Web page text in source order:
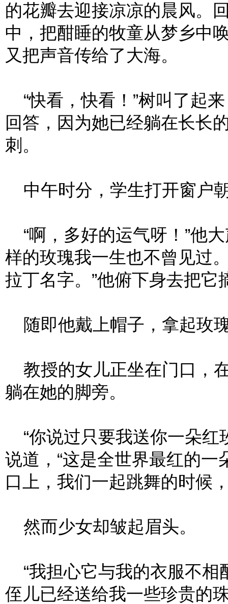
的花瓣去迎接凉凉的晨风。
中，把酣睡的牧童从梦乡中
又把声音传给了大海。
“快看，快看！”树叫了起
回答，因为她已经躺在长长
刺。
中午时分，学生打开窗户
“啊，多好的运气呀！”他
样的玫瑰我一生也不曾见过
拉丁名字。”他俯下身去把它
随即他戴上帽子，拿起玫
教授的女儿正坐在门口，
躺在她的脚旁。
“你说过只要我送你一朵红
说道，“这是全世界最红的
口上，我们一起跳舞的时候
然而少女却皱起眉头。
“我担心它与我的衣服不相
侄儿已经送给我一些珍贵的